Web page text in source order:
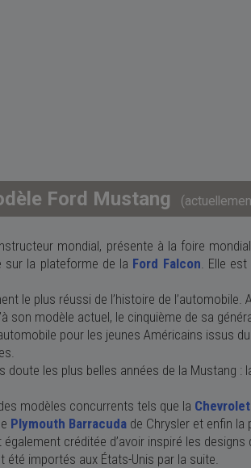
Ford Mustang
mondial, présente à la foire
la plateforme de la Ford Falcon . Elle
le plus réussi de l’histoire de l’automobile.
son modèle actuel, le cinquième de sa
pour les jeunes Américains issus du
les plus belles années de la Mustang :
modèles concurrents tels que la
Plymouth Barracuda de Chrysler et enfin la
également créditée d’avoir inspiré les
été importés aux États-Unis par la suite.